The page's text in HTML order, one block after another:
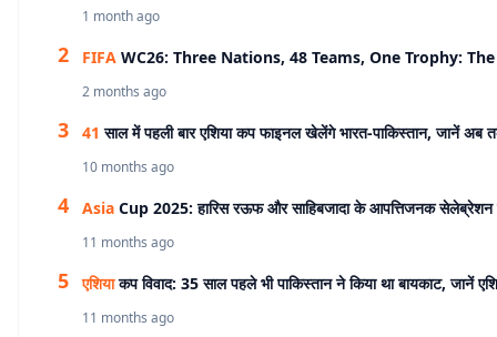
1 month ago
FIFA WC26: Three Nations, 48 Teams, One Trophy:
2 months ago
41 साल में पहली बार एशिया कप फाइनल खेलेंगे भारत-पाकिस्तान, जानें अब
10 months ago
Asia Cup 2025: हारिस रऊफ और साहिबजादा के आपत्तिजनक सेलेब्रेशन
11 months ago
एशियाकप विवाद: 35 साल पहले भी पाकिस्तान ने किया था बायकाट, जानें
11 months ago